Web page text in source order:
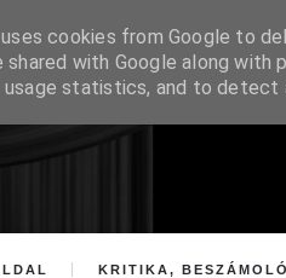
KRITIKA, BESZÁMOLÓ
cookies from Google to
shared with Google along
statistics, and to detect